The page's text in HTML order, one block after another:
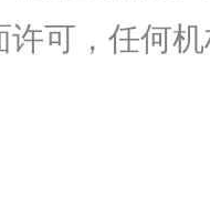
许可，任何